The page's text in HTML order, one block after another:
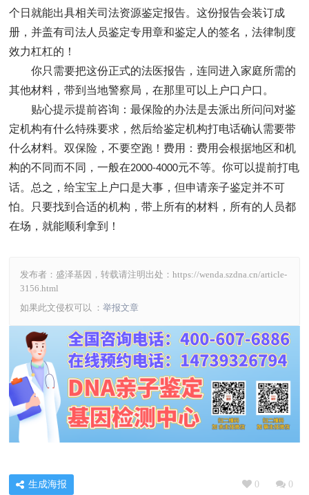
个日就能出具相关司法资源鉴定报告。这份报告会装订成
册，并盖有司法人员鉴定专用章和鉴定人的签名，法律制度
效力杠杠的！
你只需要把这份正式的法医报告，连同进入家庭所需的
其他材料，带到当地警察局，在那里可以上户口户口。
贴心提示提前咨询：最保险的办法是去派出所问问对鉴
定机构有什么特殊要求，然后给鉴定机构打电话确认需要带
什么材料。双保险，不要空跑！费用：费用会根据地区和机
构的不同而不同，一般在2000-4000元不等。你可以提前打电
话。总之，给宝宝上户口是大事，但申请亲子鉴定并不可
怕。只要找到合适的机构，带上所有的材料，所有的人员都
在场，就能顺利拿到！
发布者：盛泽基因，转载请注明出处： https://wenda.szdna.cn/article-
3156.html
如果此文侵权可以 ： 举报文章
0 0
生成海报